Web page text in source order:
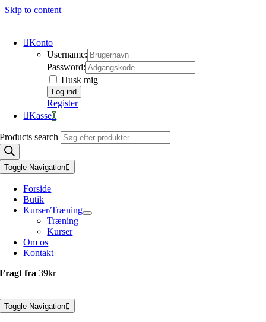
Skip to content
Konto
Username:
Password:
Husk mig
Register
Kasse0
Products search
Toggle Navigation
Forside
Butik
Kurser/Træning
Træning
Kurser
Om os
Kontakt
Fragt fra39kr
Toggle Navigation